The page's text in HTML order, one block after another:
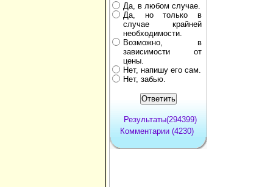
Да, в любом случае.
Да, но только в
случае крайней
необходимости.
Возможно, в
зависимости от
цены.
Нет, напишу его сам.
Нет, забью.
Результаты(294399)
Комментарии (4230)